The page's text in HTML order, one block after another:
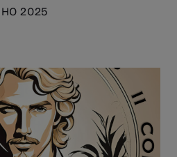
2025